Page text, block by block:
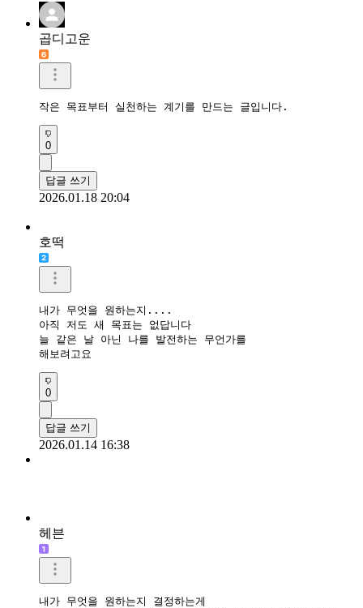
곱디고운
작은 목표부터 실천하는 계기를 만드는 글입니다.
0
답글 쓰기
2026.01.18 20:04
호떡
내가 무엇을 원하는지....
아직 저도 새 목표는 없답니다
늘 같은 날 아닌 나를 발전하는 무언가를
해보려고요
0
답글 쓰기
2026.01.14 16:38
헤븐
내가 무엇을 원하는지 결정하는게